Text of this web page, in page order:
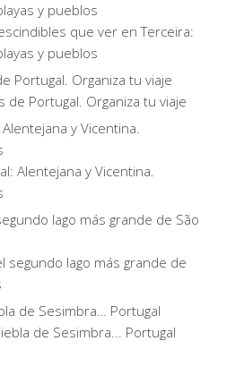
y pueblos
Portugal. Organiza tu viaje
y Vicentina.
lago más grande de São
de Sesimbra… Portugal